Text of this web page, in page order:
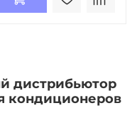
дистрибьютор
кондиционеров